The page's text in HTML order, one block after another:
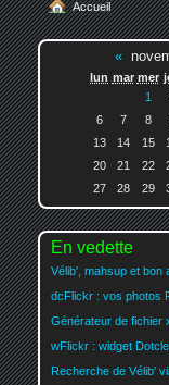
Accueil
«
lun mar mer
1
6
7 8
13
14 15
20
21 22
27
28 29
En vedette
Vélib', mahsup et bon
dcFlickr : vos photos
Générateur de fichier
wFlickr : widget
Recherche de Vélib'